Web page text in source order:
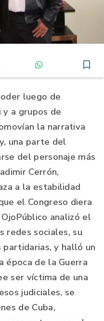
luego de
a grupos de
la narrativa
una parte del
del personaje más
Cerrón,
a la estabilidad
el Congreso diera
analizó el
redes sociales, su
partidarias, y halló un
época de la Guerra
ser víctima de una
judiciales, se
de Cuba,